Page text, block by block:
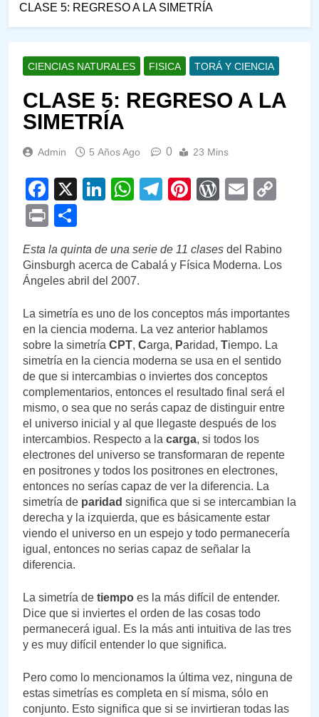
CLASE 5: REGRESO A LA SIMETRÍA
CIENCIAS NATURALES FISICA TORÁ Y CIENCIA
CLASE 5: REGRESO A LA
SIMETRÍA
Admin 5 Años Ago 0 23 Mins
Facebook
X LinkedIn
WhatsApp
Telegram
PinterestEmail
Print
Esta la quinta de una serie de 11 clases del Rabino
Ginsburgh acerca de Cabalá y Física Moderna. Los
Ángeles abril del 2007.
La simetría es uno de los conceptos más importantes
en la ciencia moderna. La vez anterior hablamos
sobre la simetría CPT, Carga, Paridad, Tiempo. La
simetría en la ciencia moderna se usa en el sentido
de que si intercambias o inviertes dos conceptos
complementarios, entonces el resultado final será el
mismo, o sea que no serás capaz de distinguir entre
el universo inicial y al que llegaste después de los
intercambios. Respecto a la carga, si todos los
electrones del universo se transformaran de repente
en positrones y todos los positrones en electrones,
entonces no serías capaz de ver la diferencia. La
simetría de paridad significa que si se intercambian la
derecha y la izquierda, que es básicamente estar
viendo el universo en un espejo y todo permanecería
igual, entonces no serias capaz de señalar la
diferencia.
La simetría de tiempo es la más difícil de entender.
Dice que si inviertes el orden de las cosas todo
permanecerá igual. Es la más anti intuitiva de las tres
y es muy difícil entender lo que significa.
Pero como lo mencionamos la última vez, ninguna de
estas simetrías es completa en sí misma, sólo en
conjunto. Esto significa que si se invirtieran todas las